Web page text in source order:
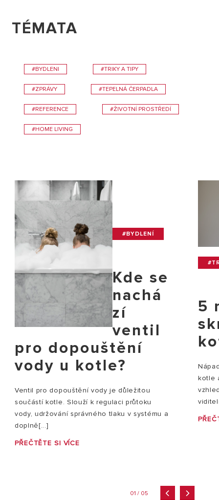
TÉMATA
#BYDLENI #TRIKY A TIPY
#ZPRÁVY #TEPELNÁ ČERPADLA
#REFERENCE #ŽIVOTNÍ PROSTŘEDÍ
#HOME LIVING
#BYDLENÍ
Kde se
nachá
zí
ventil
pro dopouštění
vody u kotle?
Ventil pro dopouštění vody je důležitou
součástí kotle. Slouží k regulaci průtoku
vody, udržování správného tlaku v systému a
doplně[...]
PŘEČTĚTE SI VÍCE
5
kotle
01 / 05